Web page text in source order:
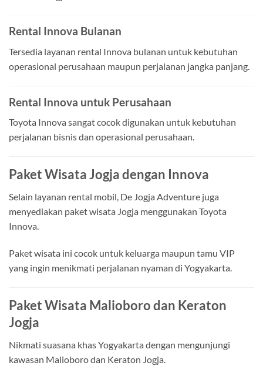
Rental Innova Bulanan
Tersedia layanan rental Innova bulanan untuk kebutuhan
operasional perusahaan maupun perjalanan jangka panjang.
Rental Innova untuk Perusahaan
Toyota Innova sangat cocok digunakan untuk kebutuhan
perjalanan bisnis dan operasional perusahaan.
Paket Wisata Jogja dengan Innova
Selain layanan rental mobil, De Jogja Adventure juga
menyediakan paket wisata Jogja menggunakan Toyota
Innova.
Paket wisata ini cocok untuk keluarga maupun tamu VIP
yang ingin menikmati perjalanan nyaman di Yogyakarta.
Paket Wisata Malioboro dan Keraton
Jogja
Nikmati suasana khas Yogyakarta dengan mengunjungi
kawasan Malioboro dan Keraton Jogja.